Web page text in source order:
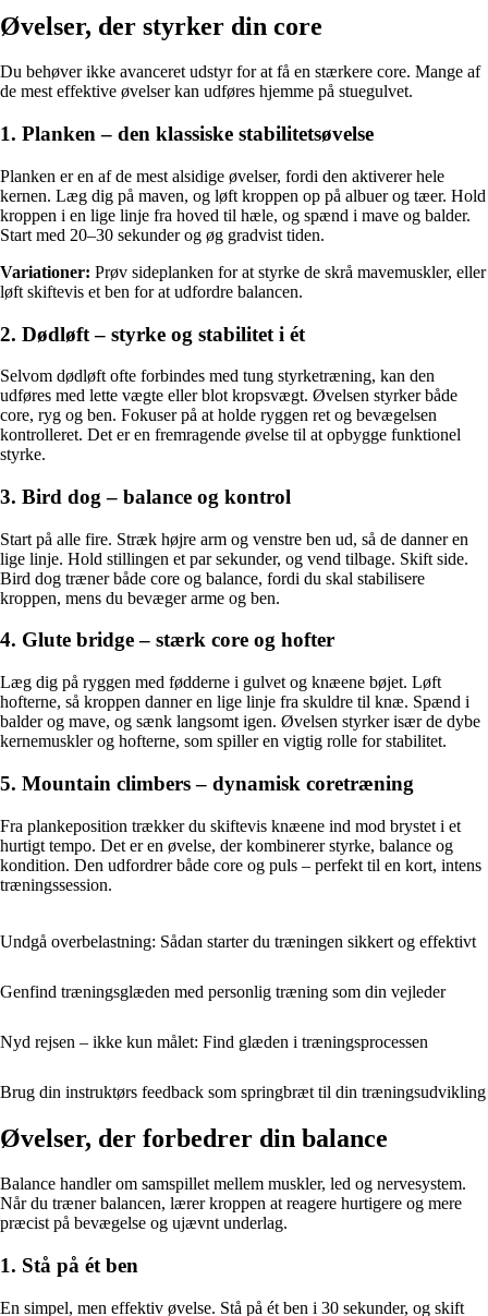
Øvelser, der styrker din core
Du behøver ikke avanceret udstyr for at få en stærkere core. Mange af
de mest effektive øvelser kan udføres hjemme på stuegulvet.
1. Planken – den klassiske stabilitetsøvelse
Planken er en af de mest alsidige øvelser, fordi den aktiverer hele
kernen. Læg dig på maven, og løft kroppen op på albuer og tæer. Hold
kroppen i en lige linje fra hoved til hæle, og spænd i mave og balder.
Start med 20–30 sekunder og øg gradvist tiden.
Variationer: Prøv sideplanken for at styrke de skrå mavemuskler, eller
løft skiftevis et ben for at udfordre balancen.
2. Dødløft – styrke og stabilitet i ét
Selvom dødløft ofte forbindes med tung styrketræning, kan den
udføres med lette vægte eller blot kropsvægt. Øvelsen styrker både
core, ryg og ben. Fokuser på at holde ryggen ret og bevægelsen
kontrolleret. Det er en fremragende øvelse til at opbygge funktionel
styrke.
3. Bird dog – balance og kontrol
Start på alle fire. Stræk højre arm og venstre ben ud, så de danner en
lige linje. Hold stillingen et par sekunder, og vend tilbage. Skift side.
Bird dog træner både core og balance, fordi du skal stabilisere
kroppen, mens du bevæger arme og ben.
4. Glute bridge – stærk core og hofter
Læg dig på ryggen med fødderne i gulvet og knæene bøjet. Løft
hofterne, så kroppen danner en lige linje fra skuldre til knæ. Spænd i
balder og mave, og sænk langsomt igen. Øvelsen styrker især de dybe
kernemuskler og hofterne, som spiller en vigtig rolle for stabilitet.
5. Mountain climbers – dynamisk coretræning
Fra plankeposition trækker du skiftevis knæene ind mod brystet i et
hurtigt tempo. Det er en øvelse, der kombinerer styrke, balance og
kondition. Den udfordrer både core og puls – perfekt til en kort, intens
træningssession.
Undgå overbelastning: Sådan starter du træningen sikkert og effektivt
Genfind træningsglæden med personlig træning som din vejleder
Nyd rejsen – ikke kun målet: Find glæden i træningsprocessen
Brug din instruktørs feedback som springbræt til din træningsudvikling
Øvelser, der forbedrer din balance
Balance handler om samspillet mellem muskler, led og nervesystem.
Når du træner balancen, lærer kroppen at reagere hurtigere og mere
præcist på bevægelse og ujævnt underlag.
1. Stå på ét ben
En simpel, men effektiv øvelse. Stå på ét ben i 30 sekunder, og skift